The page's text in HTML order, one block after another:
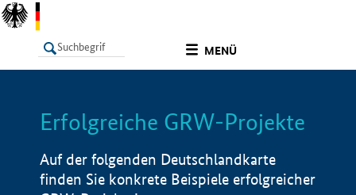
MENÜ
LISTE Info
Erfolgreiche GRW-Projekte
Auf der folgenden Deutschlandkarte
finden Sie konkrete Beispiele erfolgreicher